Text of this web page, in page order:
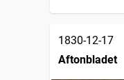
1830-12-17
Aftonbladet